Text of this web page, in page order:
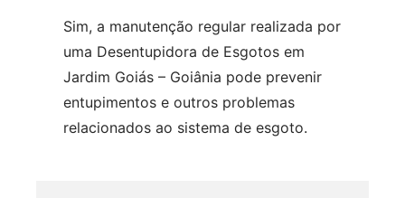
Sim, a manutenção regular realizada por
uma Desentupidora de Esgotos em
Jardim Goiás – Goiânia pode prevenir
entupimentos e outros problemas
relacionados ao sistema de esgoto.